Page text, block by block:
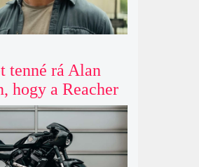
tenné rá Alan
hogy a Reacher
évada mindent